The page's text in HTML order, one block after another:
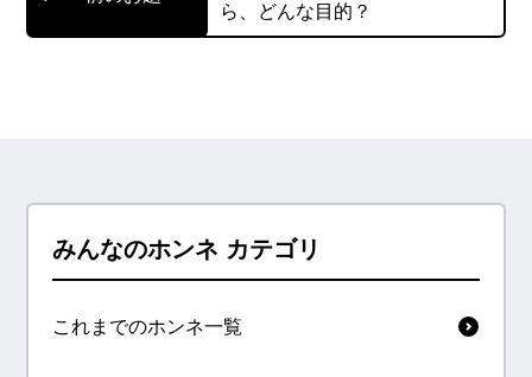
ら、どんな目的？
みんなのホンネ カテゴリ
これまでのホンネ一覧